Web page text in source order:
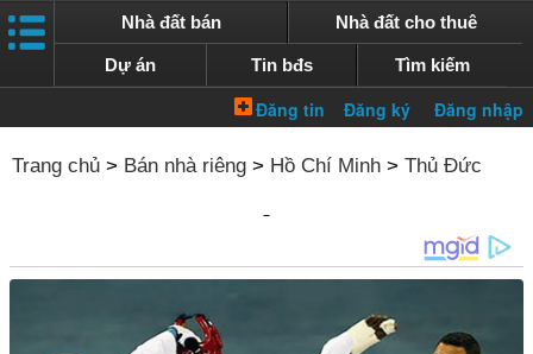
Nhà đất bán Nhà đất cho thuê
Dự án Tin bđs Tìm kiếm
Trang chủ > Bán nhà riêng > Hồ Chí Minh > Thủ Đức